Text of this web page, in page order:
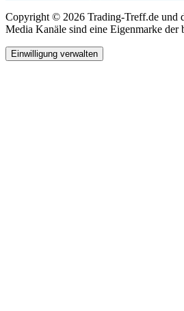
Copyright © 2026 Trading-Treff.de und
Media Kanäle sind eine Eigenmarke der
Einwilligung verwalten